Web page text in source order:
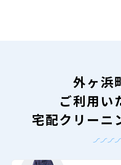
外ヶ浜
ご利用い
宅配クリーニ